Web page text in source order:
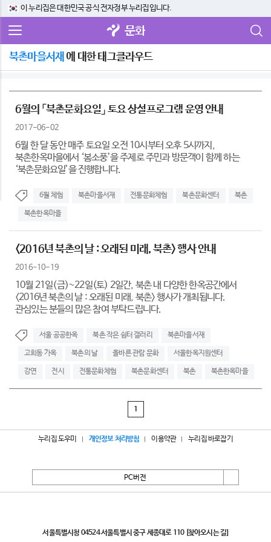
이 누리집은 대한민국 공식 전자정부 누리집입니다.
문화
북촌마을서재 에 대한 태그클라우드
6월의 「북촌문화요일」 토요 상설프로그램 운영 안내
2017-06-02
6월 한 달 동안 매주 토요일 오전 10시부터 오후 5시까지,
북촌한옥마을에서 ‘봄소풍’을 주제로 주민과 방문객이 함께 하는
‘북촌문화요일’을 진행합니다.
6월 체험 북촌마을서재 전통문화체험 북촌문화센터 북촌
북촌한옥마을
<2016년 북촌의 날 : 오래된 미래, 북촌> 행사 안내
2016-10-19
10월 21일(금)~22일(토) 2일간, 북촌 내 다양한 한옥공간에서
<2016년 북촌의 날 : 오래된 미래, 북촌> 행사가 개최됩니다.
관심있는 분들의 많은 참여 부탁드립니다.
서울 공공한옥 북촌 작은 쉼터 갤러리 북촌마을서재
고희동 가옥 북촌의 날 올바른 관람 문화 서울한옥지원센터
강연 전시 전통문화체험 북촌문화센터 북촌 북촌한옥마을
1
누리집 도우미 개인정보 처리방침 이용약관 누리집 바로잡기
PC버전
서울특별시청 04524 서울특별시 중구 세종대로 110 [찾아오시는 길]